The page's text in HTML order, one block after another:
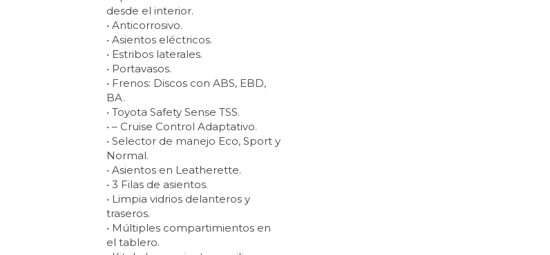
desde el interior.
• Anticorrosivo.
• Asientos eléctricos.
• Estribos laterales.
• Portavasos.
• Frenos: Discos con ABS, EBD,
BA.
• Toyota Safety Sense TSS.
• – Cruise Control Adaptativo.
• Selector de manejo Eco, Sport y
Normal.
• Asientos en Leatherette.
• 3 Filas de asientos.
• Limpia vidrios delanteros y
traseros.
• Múltiples compartimientos en
el tablero.